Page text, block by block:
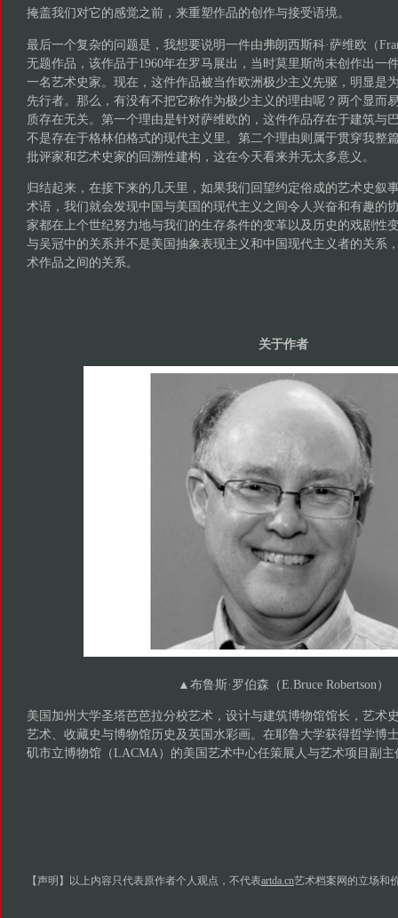
掩盖我们对它的感觉之前，来重塑作品的创作与接受语境。
最后一个复杂的问题是，我想要说明一件由弗朗西斯科·萨维欧（
无题作品，该作品于1960年在罗马展出，当时莫里斯尚未创作出一
一名艺术史家。现在，这件作品被当作欧洲极少主义先驱，明显是
先行者。那么，有没有不把它称作为极少主义的理由呢？两个显而
质存在无关。第一个理由是针对萨维欧的，这件作品存在于建筑与
不是存在于格林伯格式的现代主义里。第二个理由则属于贯穿我整
批评家和艺术史家的回溯性建构，这在今天看来并无太多意义。
归结起来，在接下来的几天里，如果我们回望约定俗成的艺术史叙
术语，我们就会发现中国与美国的现代主义之间令人兴奋和有趣的
家都在上个世纪努力地与我们的生存条件的变革以及历史的戏剧性
与吴冠中的关系并不是美国抽象表现主义和中国现代主义者的关系
术作品之间的关系。
关于作者
▲布鲁斯·罗伯森（E.Bruce Robertson）
美国加州大学圣塔芭芭拉分校艺术，设计与建筑博物馆馆长，艺术
艺术、收藏史与博物馆历史及英国水彩画。在耶鲁大学获得哲学博
矶市立博物馆（LACMA）的美国艺术中心任策展人与艺术项目副主
【声明】以上内容只代表原作者个人观点，不代表artda.cn艺术档案网的立场和